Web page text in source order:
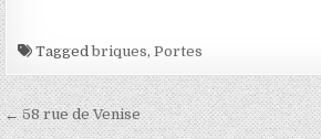
Taggedbriques,Portes
Navigation de l’article
← 58 rue de Venise